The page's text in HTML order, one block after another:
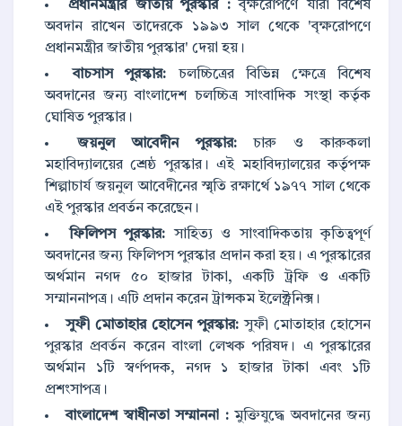
প্রধানমন্ত্রীর জাতীয় পুরস্কার :বৃক্ষরোপণে যারা বিশেষ
অবদান রাখেন তাদেরকে ১৯৯৩ সাল থেকে 'বৃক্ষরোপণে
প্রধানমন্ত্রীর জাতীয় পুরস্কার' দেয়া হয়।
বাচসাস পুরস্কার: চলচ্চিত্রের বিভিন্ন ক্ষেত্রে বিশেষ
অবদানের জন্য বাংলাদেশ চলচ্চিত্র সাংবাদিক সংস্থা কর্তৃক
ঘোষিত পুরস্কার।
জয়নুল আবেদীন পুরস্কার:চারু ও কারুকলা
মহাবিদ্যালয়ের শ্রেষ্ঠ পুরস্কার। এই মহাবিদ্যালয়ের কর্তৃপক্ষ
শিল্পাচার্য জয়নুল আবেদীনের স্মৃতি রক্ষার্থে ১৯৭৭ সাল থেকে
এই পুরস্কার প্রবর্তন করেছেন।
ফিলিপস পুরস্কার:সাহিত্য ও সাংবাদিকতায় কৃতিত্বপূর্ণ
অবদানের জন্য ফিলিপস পুরস্কার প্রদান করা হয়। এ পুরস্কারের
অর্থমান নগদ ৫০ হাজার টাকা, একটি ট্রফি ও একটি
সম্মাননাপত্র। এটি প্রদান করেন ট্রান্সকম ইলেক্ট্রনিক্স।
সুফী মোতাহার হোসেন পুরস্কার:সুফী মোতাহার হোসেন
পুরস্কার প্রবর্তন করেন বাংলা লেখক পরিষদ। এ পুরস্কারের
অর্থমান ১টি স্বর্ণপদক, নগদ ১ হাজার টাকা এবং ১টি
প্রশংসাপত্র।
বাংলাদেশ স্বাধীনতা সম্মাননা :মুক্তিযুদ্ধে অবদানের জন্য